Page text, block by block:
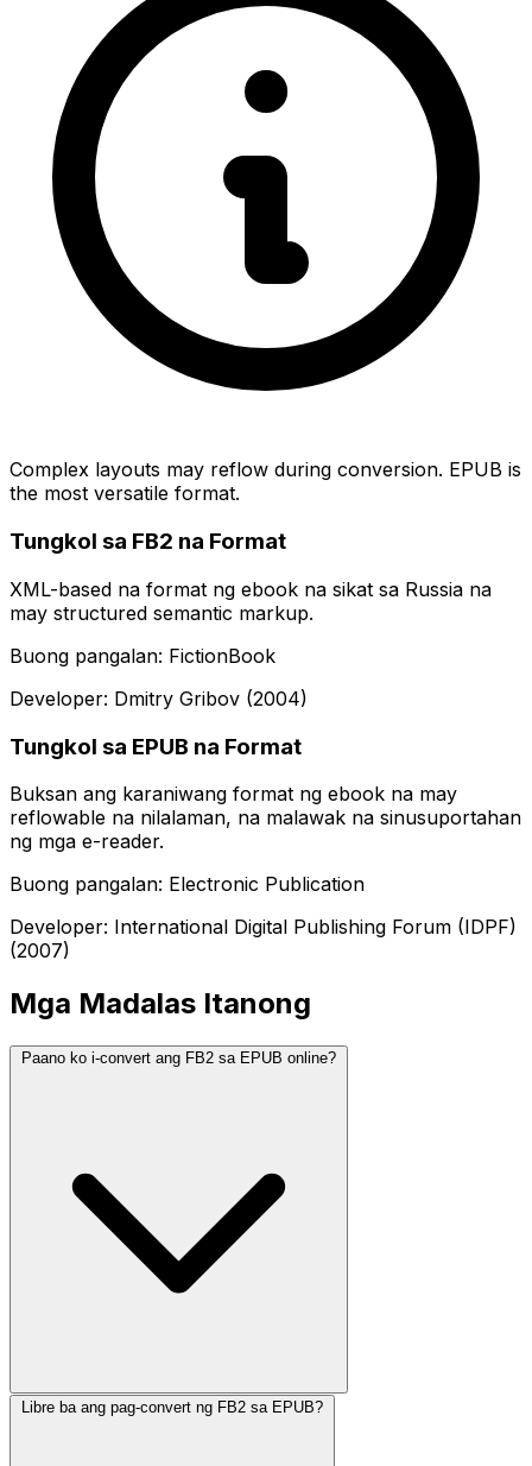
Complex layouts may reflow during conversion. EPUB is
the most versatile format.
Tungkol sa FB2 na Format
XML-based na format ng ebook na sikat sa Russia na
may structured semantic markup.
Buong pangalan: FictionBook
Developer: Dmitry Gribov (2004)
Tungkol sa EPUB na Format
Buksan ang karaniwang format ng ebook na may
reflowable na nilalaman, na malawak na sinusuportahan
ng mga e-reader.
Buong pangalan: Electronic Publication
Developer: International Digital Publishing Forum (IDPF)
(2007)
Mga Madalas Itanong
Paano ko i-convert ang FB2 sa EPUB online?
Libre ba ang pag-convert ng FB2 sa EPUB?